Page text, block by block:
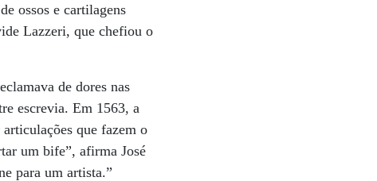
ossos e cartilagens
Lazzeri, que chefiou o
de dores nas
escrevia. Em 1563, a
articulações que fazem o
um bife”, afirma José
para um artista.”